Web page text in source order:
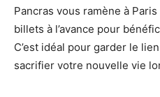
Pancras vous ramène à
billets à l’avance pour
C’est idéal pour garder le
sacrifier votre nouvelle vie